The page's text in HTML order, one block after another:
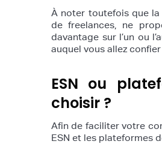
À noter toutefois que la
de freelances, ne
davantage sur l’un ou
auquel vous allez
ESN ou
choisir ?
Afin de faciliter votre
ESN et les plateformes